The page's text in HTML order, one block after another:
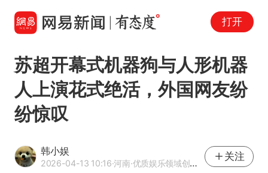
打开
苏超开幕式机器狗与人形机器
人上演花式绝活，外国网友纷
纷惊叹
韩小娱
2026-04-13 10:16·河南·优质娱乐领域创作者
关注